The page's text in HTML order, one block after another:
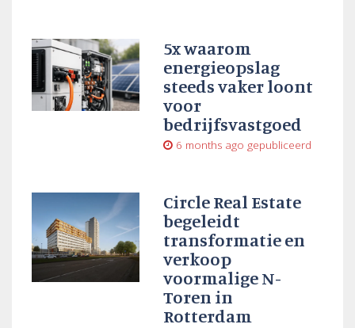
5x waarom
energieopslag
steeds vaker loont
voor
bedrijfsvastgoed
6 months ago gepubliceerd
Circle Real Estate
begeleidt
transformatie en
verkoop
voormalige N-
Toren in
Rotterdam